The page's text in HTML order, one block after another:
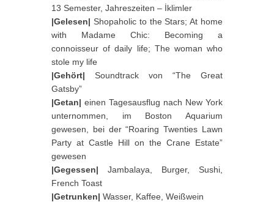
13 Semester, Jahreszeiten – İklimler
|Gelesen| Shopaholic to the Stars; At home
with Madame Chic: Becoming a
connoisseur of daily life; The woman who
stole my life
|Gehört| Soundtrack von “The Great
Gatsby”
|Getan| einen Tagesausflug nach New York
unternommen, im Boston Aquarium
gewesen, bei der “Roaring Twenties Lawn
Party at Castle Hill on the Crane Estate”
gewesen
|Gegessen| Jambalaya, Burger, Sushi,
French Toast
|Getrunken| Wasser, Kaffee, Weißwein